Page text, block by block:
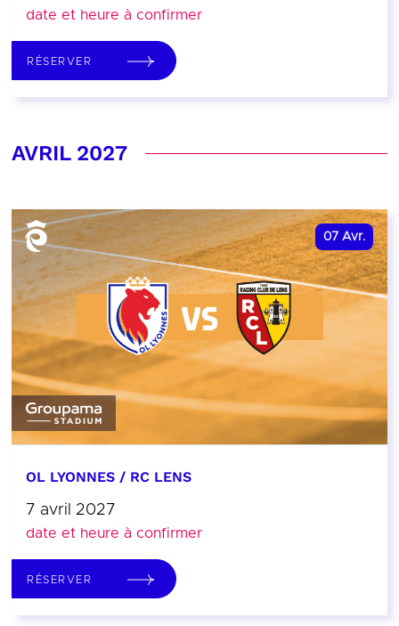
date et heure à confirmer
RÉSERVER
AVRIL 2027
07 Avr.
OL LYONNES / RC LENS
7 avril 2027
date et heure à confirmer
RÉSERVER